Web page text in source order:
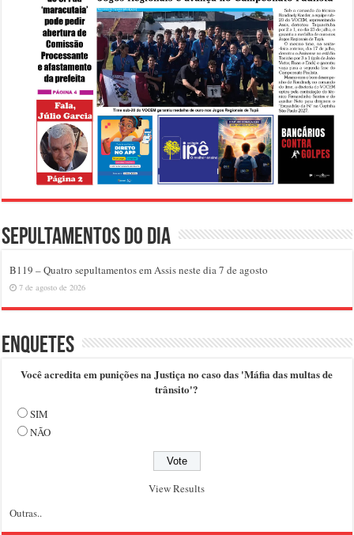
Sepultamentos do dia
B119 – Quatro sepultamentos em Assis neste dia 7 de agosto
7 de agosto de 2026
Enquetes
Você acredita em punições na Justiça no caso das 'Máfia das multas de
trânsito'?
SIM
NÃO
View Results
Outras..